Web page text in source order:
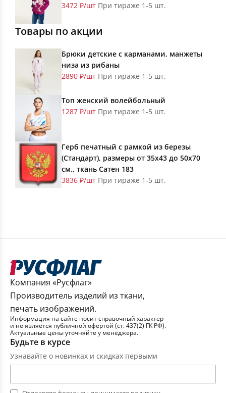
3472 ₽/шт При тираже 1-5 шт.
Товары по акции
Брюки детские с карманами, манжеты
низа из рибаны
2890 ₽/шт При тираже 1-5 шт.
Топ женский волейбольный
1287 ₽/шт При тираже 1-5 шт.
Герб печатный с рамкой из березы
(Стандарт), размеры от 35х43 до 50х70
см., ткань Сатен 183
3836 ₽/шт При тираже 1-5 шт.
Компания «Русфлаг»
Производитель изделий из ткани,
печать изображений.
Информация на сайте носит справочный характер
и не является публичной офертой (ст. 437(2) ГК РФ).
Актуальные цены уточняйте у менеджера.
Будьте в курсе
Узнавайте о новинках и скидках первыми